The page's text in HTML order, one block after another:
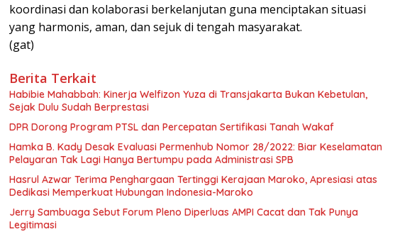
koordinasi dan kolaborasi berkelanjutan guna menciptakan situasi
yang harmonis, aman, dan sejuk di tengah masyarakat.
(gat)
Berita Terkait
Habibie Mahabbah: Kinerja Welfizon Yuza di Transjakarta Bukan Kebetulan,
Sejak Dulu Sudah Berprestasi
DPR Dorong Program PTSL dan Percepatan Sertifikasi Tanah Wakaf
Hamka B. Kady Desak Evaluasi Permenhub Nomor 28/2022: Biar Keselamatan
Pelayaran Tak Lagi Hanya Bertumpu pada Administrasi SPB
Hasrul Azwar Terima Penghargaan Tertinggi Kerajaan Maroko, Apresiasi atas
Dedikasi Memperkuat Hubungan Indonesia-Maroko
Jerry Sambuaga Sebut Forum Pleno Diperluas AMPI Cacat dan Tak Punya
Legitimasi